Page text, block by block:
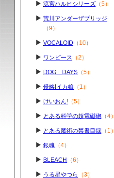
涼宮ハルヒシリーズ （5）
荒川アンダーザブリッジ
（9）
VOCALOID （10）
ワンピース （2）
DOG DAYS （5）
侵略!イカ娘 （1）
けいおん! （5）
とある科学の超電磁砲 （4）
とある魔術の禁書目録 （1）
銀魂 （4）
BLEACH （6）
うる星やつら （3）